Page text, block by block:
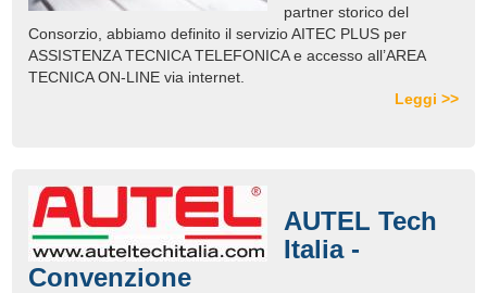
partner storico del
Consorzio, abbiamo definito il servizio AITEC PLUS per
ASSISTENZA TECNICA TELEFONICA e accesso all’AREA
TECNICA ON-LINE via internet.
Leggi >>
AUTEL Tech
Italia -
Convenzione